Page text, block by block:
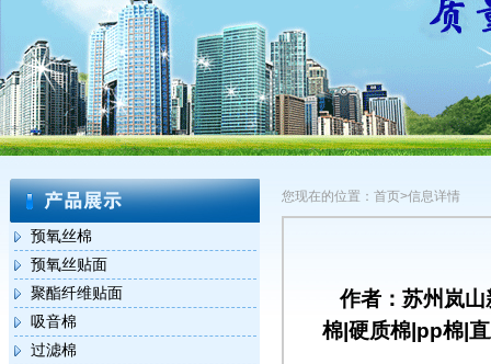
预氧丝棉
预氧丝贴面
聚酯纤维贴面
吸音棉
过滤棉
您现在的位置：首页>信息详情
作者：苏州岚
棉|硬质棉|pp棉|